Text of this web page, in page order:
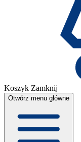
Koszyk Zamknij
Otwórz menu główne